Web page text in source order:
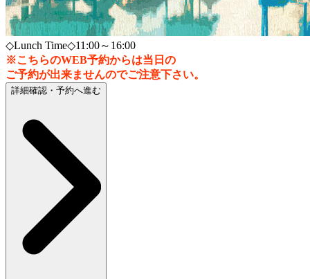
◇Lunch Time◇11:00～16:00
※こちらのWEB予約からは当日の
ご予約が出来ませんのでご注意下さい。
詳細確認・予約へ進む